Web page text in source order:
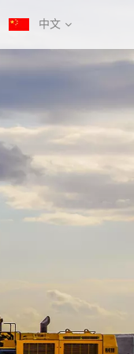
中文